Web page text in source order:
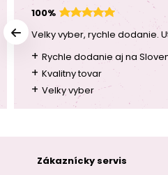
100%
Velky vyber, rychle dodanie.
+ Rychle dodanie aj na
+ Kvalitny tovar
+ Velky vyber
Zákaznícky servis